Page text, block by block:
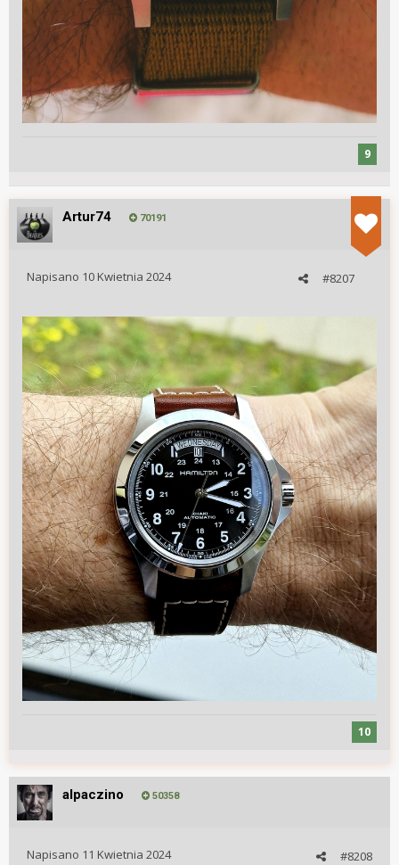
9
Artur74 70191
#8207
Napisano 10 Kwietnia 2024
10
alpaczino 50358
#8208
Napisano 11 Kwietnia 2024